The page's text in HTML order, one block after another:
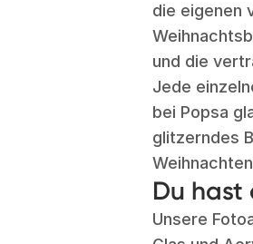
die eigenen
und die
Jede
bei Popsa
glitzerndes
Du hast
Unsere